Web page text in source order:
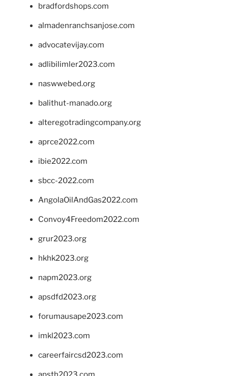
bradfordshops.com
almadenranchsanjose.com
advocatevijay.com
adlibilimler2023.com
naswwebed.org
balithut-manado.org
alteregotradingcompany.org
aprce2022.com
ibie2022.com
sbcc-2022.com
AngolaOilAndGas2022.com
Convoy4Freedom2022.com
grur2023.org
hkhk2023.org
napm2023.org
apsdfd2023.org
forumausape2023.com
imkl2023.com
careerfaircsd2023.com